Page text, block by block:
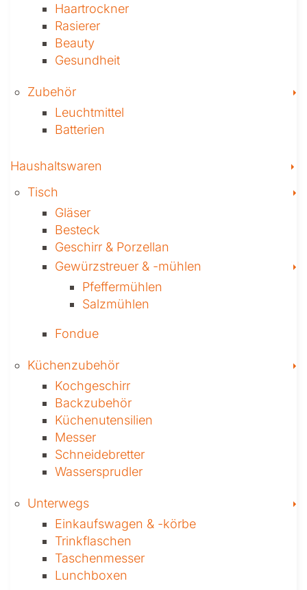
Haartrockner
Rasierer
Beauty
Gesundheit
Zubehör
Leuchtmittel
Batterien
Haushaltswaren
Tisch
Gläser
Besteck
Geschirr & Porzellan
Gewürzstreuer­ & -mühlen
Pfeffermühlen
Salzmühlen
Fondue
Küchenzubehör
Kochgeschirr
Backzubehör
Küchenutensilien
Messer
Schneidebretter
Wassersprudler
Unterwegs
Einkaufswagen & ­-körbe
Trinkflaschen
Taschen­messer
Lunchboxen